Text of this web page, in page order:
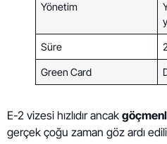
Yönetim
Süre
Green Card
E-2 vizesi hızlıdır ancak
gerçek çoğu zaman göz ardı